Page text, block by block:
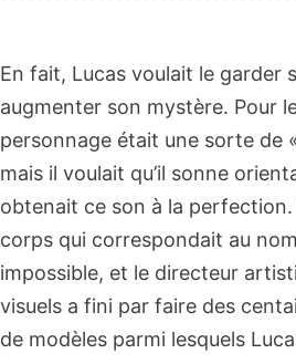
En fait, Lucas voulait le garder
augmenter son mystère. Pour
personnage était une sorte de
mais il voulait qu’il sonne
obtenait ce son à la
corps qui correspondait au
impossible, et le directeur
visuels a fini par faire des
de modèles parmi lesquels